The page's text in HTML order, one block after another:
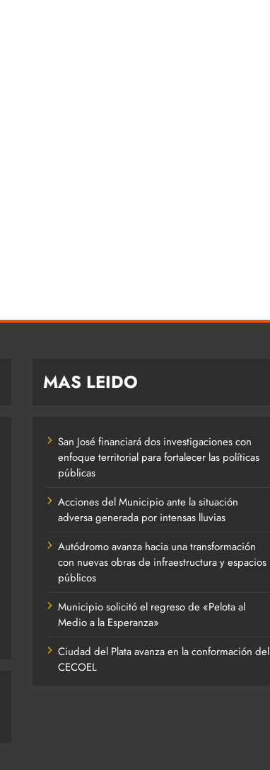
MAS LEIDO
San José financiará dos investigaciones con
enfoque territorial para fortalecer las políticas
públicas
Acciones del Municipio ante la situación
adversa generada por intensas lluvias
Autódromo avanza hacia una transformación
con nuevas obras de infraestructura y espacios
públicos
Municipio solicitó el regreso de «Pelota al
Medio a la Esperanza»
Ciudad del Plata avanza en la conformación del
CECOEL